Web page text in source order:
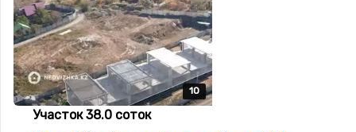
10
10
10
10
10
Участок 38.0 соток